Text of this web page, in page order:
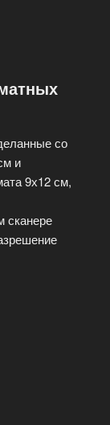
со
и
9х12 см,
сканере